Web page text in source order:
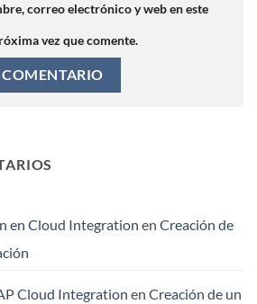
correo electrónico y web en este
vez que comente.
en Cloud Integration en Creación de
Cloud Integration en Creación de un